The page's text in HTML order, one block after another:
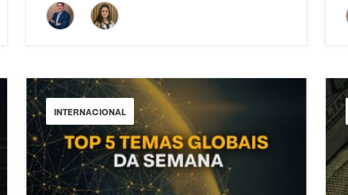
INTERNACIONAL